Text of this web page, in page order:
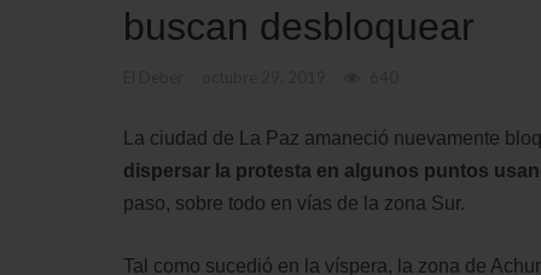
buscan desbloquear
La ciudad de La Paz amaneció nuevamente
dispersar la protesta en algunos puntos
paso, sobre todo en vías de la zona Sur.
Tal como sucedió en la víspera, la zona de